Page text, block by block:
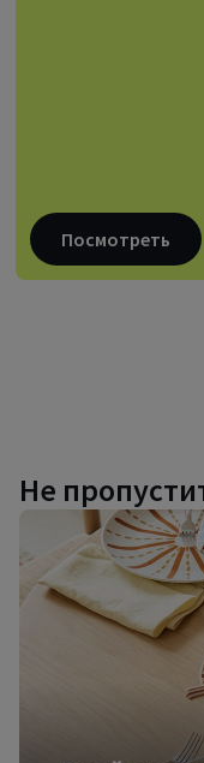
Посмотреть
Не
Дизайнерская